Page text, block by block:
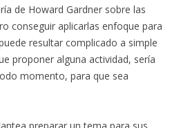
de Howard Gardner sobre las
conseguir aplicarlas enfoque para
resultar complicado a simple
proponer alguna actividad, sería
momento, para que sea